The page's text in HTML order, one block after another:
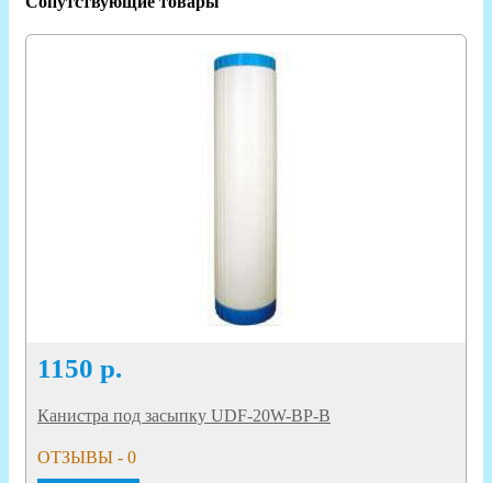
1150 р.
Канистра под засыпку UDF-20W-BP-B
ОТЗЫВЫ - 0